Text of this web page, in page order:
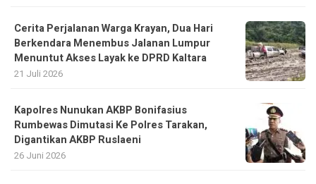
Cerita Perjalanan Warga Krayan, Dua Hari
Berkendara Menembus Jalanan Lumpur
Menuntut Akses Layak ke DPRD Kaltara
21 Juli 2026
Kapolres Nunukan AKBP Bonifasius
Rumbewas Dimutasi Ke Polres Tarakan,
Digantikan AKBP Ruslaeni
26 Juni 2026